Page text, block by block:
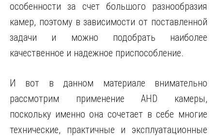
особенности за счет большого разнообразия
камер, поэтому в зависимости от поставленной
задачи и можно подобрать наиболее
качественное и надежное приспособление.
И вот в данном материале внимательно
рассмотрим применение AHD камеры,
поскольку именно она сочетает в себе многие
технические, практичные и эксплуатационные